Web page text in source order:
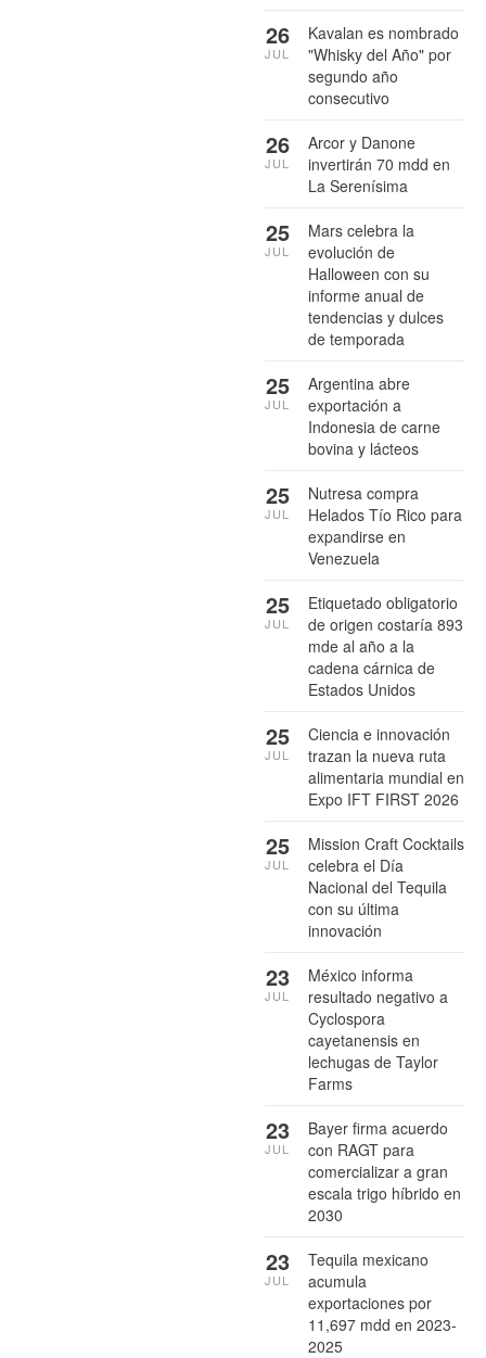
Kavalan es nombrado
"Whisky del Año" por
segundo año
consecutivo
26
JUL
Arcor y Danone
invertirán 70 mdd en
La Serenísima
26
JUL
Mars celebra la
evolución de
Halloween con su
informe anual de
tendencias y dulces
de temporada
25
JUL
Argentina abre
exportación a
Indonesia de carne
bovina y lácteos
25
JUL
Nutresa compra
Helados Tío Rico para
expandirse en
Venezuela
25
JUL
Etiquetado obligatorio
de origen costaría 893
mde al año a la
cadena cárnica de
Estados Unidos
25
JUL
Ciencia e innovación
trazan la nueva ruta
alimentaria mundial en
Expo IFT FIRST 2026
25
JUL
Mission Craft Cocktails
celebra el Día
Nacional del Tequila
con su última
innovación
25
JUL
México informa
resultado negativo a
Cyclospora
cayetanensis en
lechugas de Taylor
Farms
23
JUL
Bayer firma acuerdo
con RAGT para
comercializar a gran
escala trigo híbrido en
2030
23
JUL
Tequila mexicano
acumula
exportaciones por
11,697 mdd en 2023-
2025
23
JUL